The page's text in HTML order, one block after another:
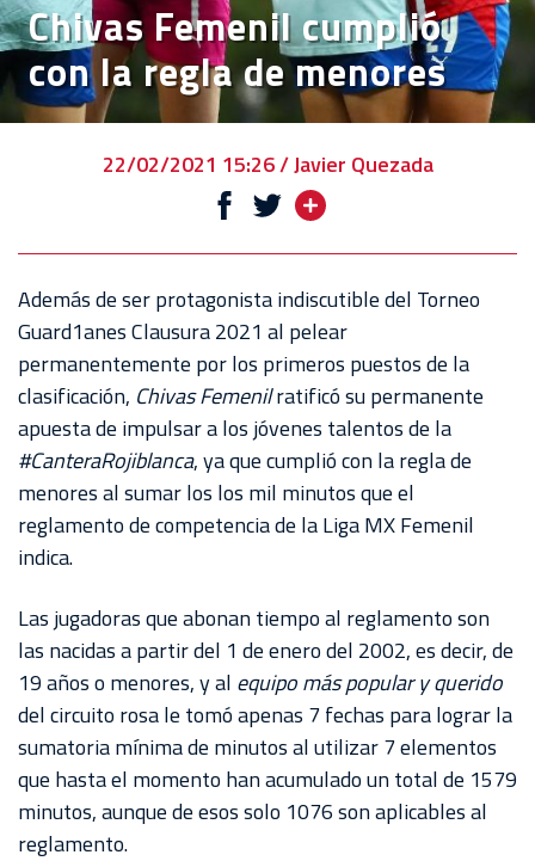
VENTA
DE
BOLETOS
CHIVABONOS
REBAÑO
CHIVAS
TIENDA
CHIVAS
CHIVASTV
ESTADIO
AKRON
TOUR
ESTADIO
AKRON
Chivas Femenil cumplió
con la regla de menores
22/02/2021 15:26 / Javier Quezada
Además de ser protagonista indiscutible del Torneo
Guard1anes Clausura 2021 al pelear
permanentemente por los primeros puestos de la
clasificación, Chivas Femenilratificó su permanente
apuesta de impulsar a los jóvenes talentos de la
#CanteraRojiblanca, ya que cumplió con la regla de
menores al sumar los los mil minutos que el
reglamento de competencia de la Liga MX Femenil
indica.
Las jugadoras que abonan tiempo al reglamento son
las nacidas a partir del 1 de enero del 2002, es decir, de
19 años o menores, y al equipo más popular y querido
del circuito rosa le tomó apenas 7 fechas para lograr la
sumatoria mínima de minutos al utilizar 7 elementos
que hasta el momento han acumulado un total de 1579
minutos, aunque de esos solo 1076 son aplicables al
reglamento.